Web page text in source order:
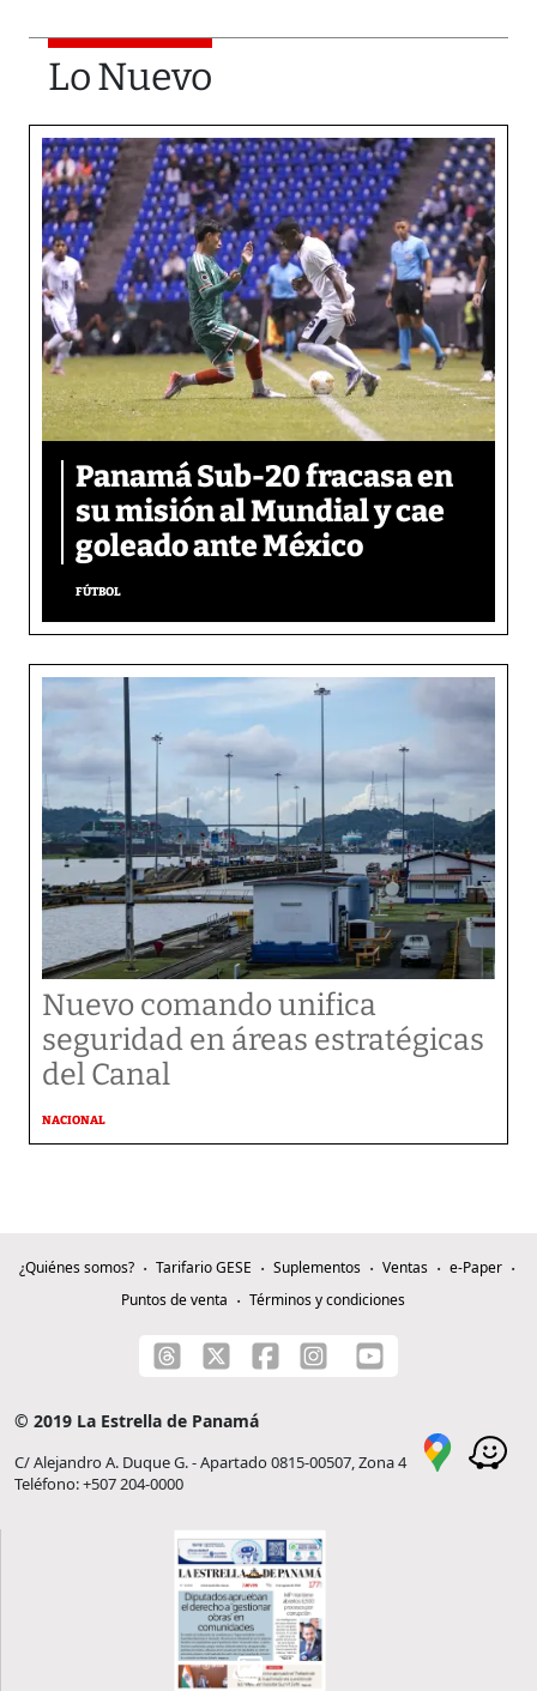
Lo Nuevo
Panamá Sub-20 fracasa en
su misión al Mundial y cae
goleado ante México
FÚTBOL
Nuevo comando unifica
seguridad en áreas estratégicas
del Canal
NACIONAL
¿Quiénes somos? Tarifario GESE Suplementos Ventas
e-Paper
Puntos de venta
Términos y condiciones
© 2019 La Estrella de Panamá
C/ Alejandro A. Duque G. - Apartado 0815-00507, Zona 4
Teléfono: +507 204-0000